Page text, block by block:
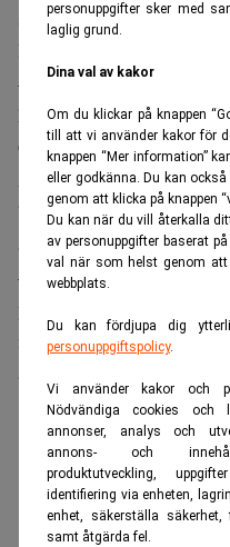
personuppgifter sker med
laglig grund.
Dina val av kakor
Om du klickar på knappen
till att vi använder kakor för
knappen “Mer information”
eller godkänna. Du kan
genom att klicka på knappen
Du kan när du vill återkalla
av personuppgifter baserat
val när som helst genom att
webbplats.
Du kan fördjupa dig
personuppgiftspolicy.
Vi använder kakor och
Nödvändiga cookies och
annonser, analys och
annons- och
produktutveckling,
identifiering via enheten,
enhet, säkerställa säkerhet,
samt åtgärda fel.
skulle råda på sikt.
Problemet var förstås att
– Vi trodde alltså att den
här gången blev det mer
Crafoord.
Axelryd ställde också
bland personalen på
avvecklingen av
– Det fanns olika åsikter
på avdelningen. Jag var
förstöra värden, medan
avveckla den snabbt för
ANNONS